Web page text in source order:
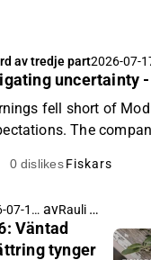
av tredje part2026-07-
uncertainty
fell short of
The
benefits from Vita
0 dislikes Fiskars
07-17 av Rauli Juva
Väntad
tynger